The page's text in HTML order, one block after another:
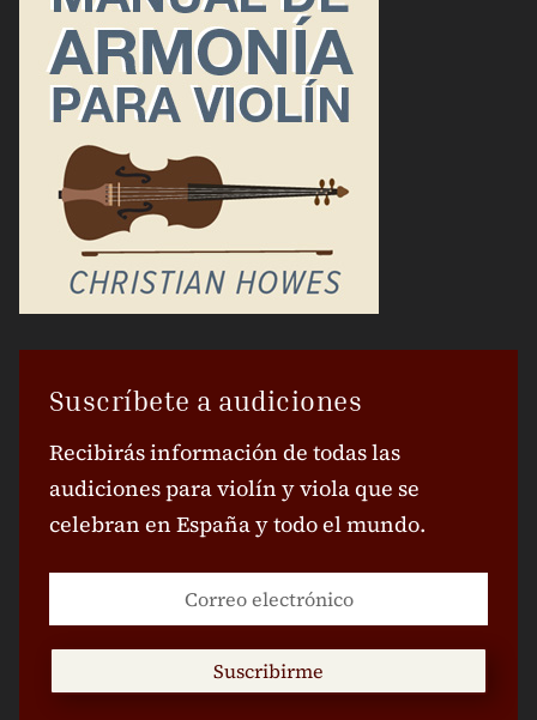
Suscríbete a audiciones
Recibirás información de todas las
audiciones para violín y viola que se
celebran en España y todo el mundo.
Suscribirme